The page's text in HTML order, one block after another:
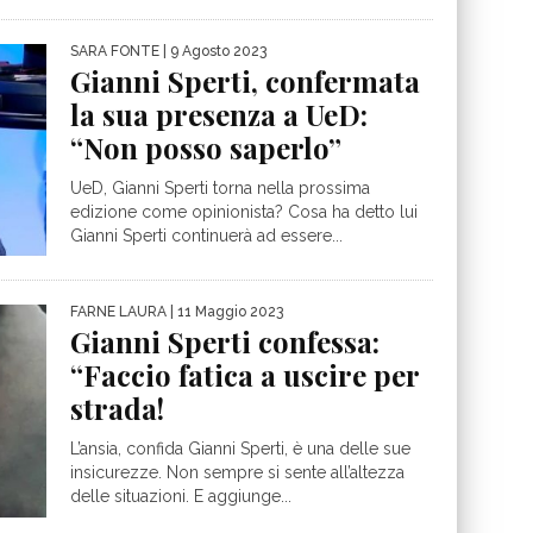
SARA FONTE | 9 Agosto 2023
Gianni Sperti, confermata
la sua presenza a UeD:
“Non posso saperlo”
UeD, Gianni Sperti torna nella prossima
edizione come opinionista? Cosa ha detto lui
Gianni Sperti continuerà ad essere...
FARNE LAURA | 11 Maggio 2023
Gianni Sperti confessa:
“Faccio fatica a uscire per
strada!
L’ansia, confida Gianni Sperti, è una delle sue
insicurezze. Non sempre si sente all’altezza
delle situazioni. E aggiunge...